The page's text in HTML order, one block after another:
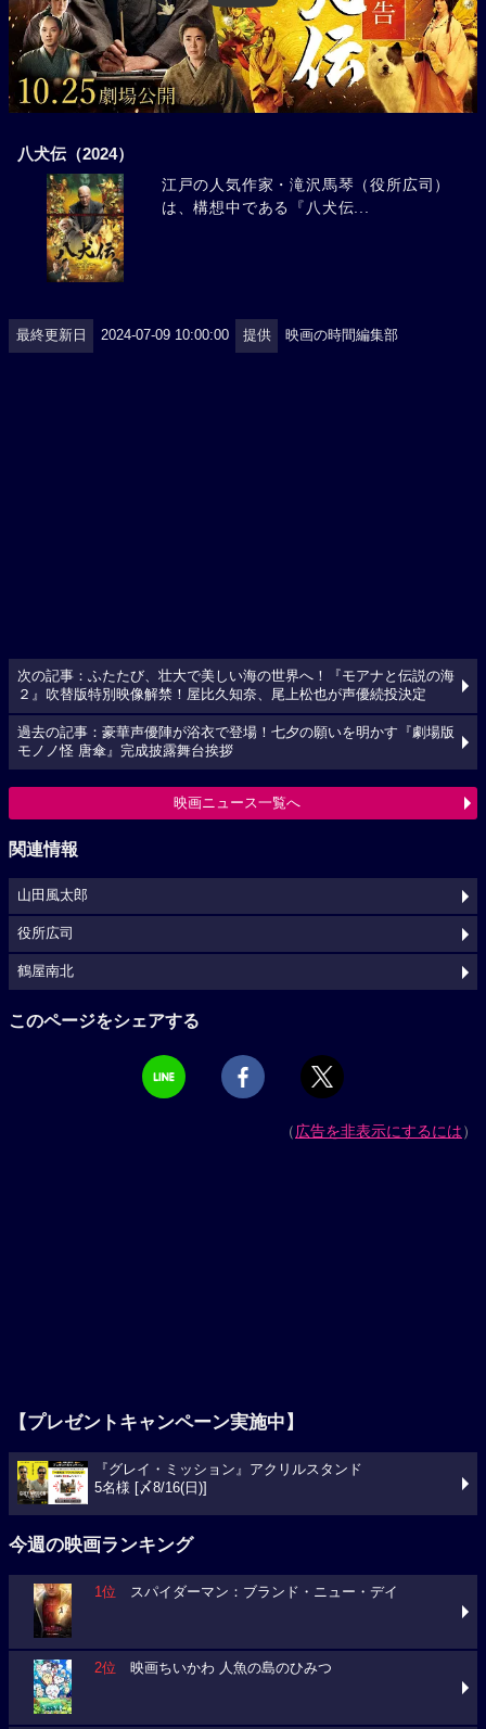
八犬伝（2024）
江戸の人気作家・滝沢馬琴（役所広司）
は、構想中である『八犬伝...
最終更新日 2024-07-09 10:00:00 提供 映画の時間編集部
次の記事：ふたたび、壮大で美しい海の世界へ！『モアナと伝説の海
２』吹替版特別映像解禁！屋比久知奈、尾上松也が声優続投決定
過去の記事：豪華声優陣が浴衣で登場！七夕の願いを明かす『劇場版
モノノ怪 唐傘』完成披露舞台挨拶
映画ニュース一覧へ
関連情報
山田風太郎
役所広司
鶴屋南北
このページをシェアする
（広告を非表示にするには）
【プレゼントキャンペーン実施中】
『グレイ・ミッション』アクリルスタンド
5名様 [〆8/16(日)]
今週の映画ランキング
1位 スパイダーマン：ブランド・ニュー・デイ
2位 映画ちいかわ 人魚の島のひみつ